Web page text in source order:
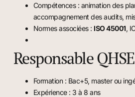
Compétences : animation des
accompagnement des audits,
Normes associées : ISO 45001,
Responsable QHSE
Formation : Bac+5, master ou
Expérience : 3 à 8 ans